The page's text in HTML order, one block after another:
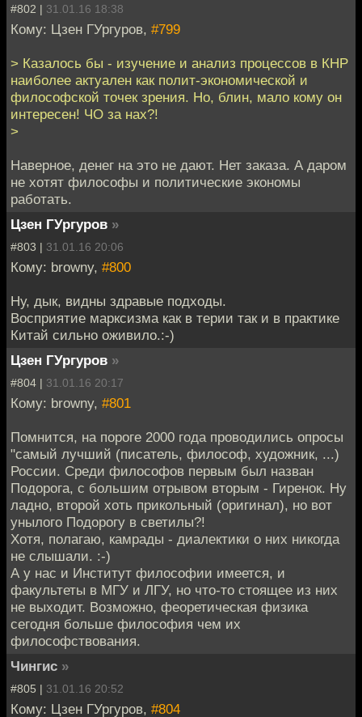
#802 | 31.01.16 18:38
Кому: Цзен ГУргуров, #799
> Казалось бы - изучение и анализ процессов в КНР
наиболее актуален как полит-экономической и
философской точек зрения. Но, блин, мало кому он
интересен! ЧО за нах?!
>
Наверное, денег на это не дают. Нет заказа. А даром
не хотят философы и политические экономы
работать.
Цзен ГУргуров »
#803 | 31.01.16 20:06
Кому: browny, #800
Ну, дык, видны здравые подходы.
Восприятие марксизма как в терии так и в практике
Китай сильно оживило.:-)
Цзен ГУргуров »
#804 | 31.01.16 20:17
Кому: browny, #801
Помнится, на пороге 2000 года проводились опросы
"самый лучший (писатель, философ, художник, ...)
России. Среди философов первым был назван
Подорога, с большим отрывом вторым - Гиренок. Ну
ладно, второй хоть прикольный (оригинал), но вот
унылого Подорогу в светилы?!
Хотя, полагаю, камрады - диалектики о них никогда
не слышали. :-)
А у нас и Институт философии имеется, и
факультеты в МГУ и ЛГУ, но что-то стоящее из них
не выходит. Возможно, феоретическая физика
сегодня больше философия чем их
философствования.
Чингиc »
#805 | 31.01.16 20:52
Кому: Цзен ГУргуров, #804